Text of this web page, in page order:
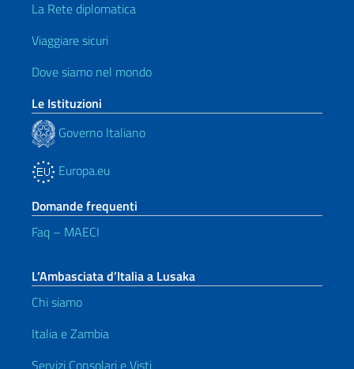
La Rete diplomatica
Viaggiare sicuri
Dove siamo nel mondo
Le Istituzioni
Governo Italiano
Europa.eu
Domande frequenti
Faq – MAECI
L’Ambasciata d’Italia a Lusaka
Chi siamo
Italia e Zambia
Servizi Consolari e Visti